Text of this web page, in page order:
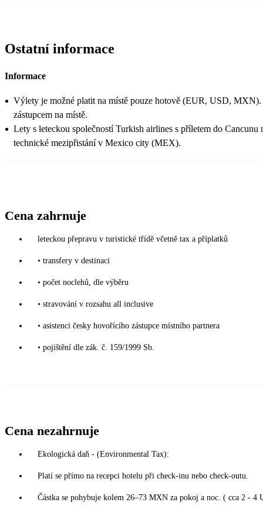
Ostatní informace
Informace
Výlety je možné platit na místě pouze hotově (EUR, USD,
zástupcem na místě.
Lety s leteckou společností Turkish airlines s příletem do Cancunu
technické mezipřistání v Mexico city (MEX).
Cena zahrnuje
leteckou přepravu v turistické třídě včetně tax a příplatků
• transfery v destinaci
• počet noclehů, dle výběru
• stravování v rozsahu all inclusive
• asistenci česky hovořícího zástupce místního partnera
• pojištění dle zák. č. 159/1999 Sb.
Cena nezahrnuje
Ekologická daň - (Environmental Tax):
Platí se přímo na recepci hotelu při check-inu nebo check-outu.
Částka se pohybuje kolem 26–73 MXN za pokoj a noc. ( cca 2 - 4